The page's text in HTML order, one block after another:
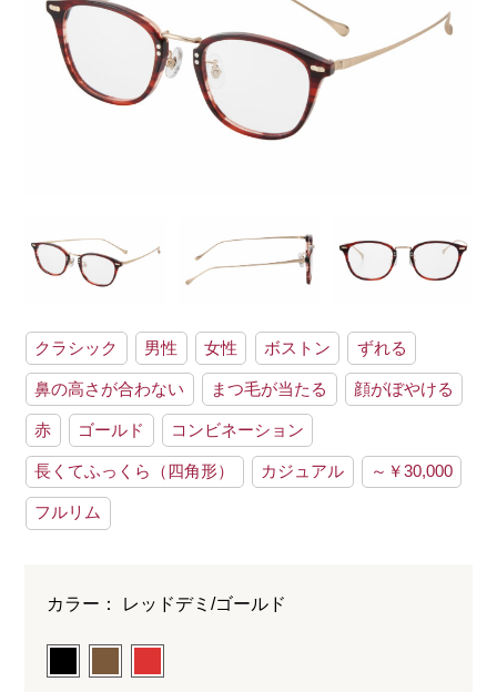
クラシック 男性 女性 ボストン ずれる
鼻の高さが合わない まつ毛が当たる 顔がぼやける
赤 ゴールド コンビネーション
長くてふっくら（四角形） カジュアル ～￥30,000
フルリム
カラー： レッドデミ/ゴールド